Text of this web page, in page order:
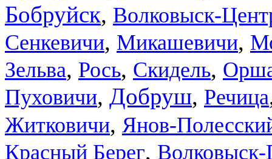
Бобруйск, Волковыск-
Сенкевичи, Микашевичи,
Зельва, Рось, Скидель,
Пуховичи, Добруш, Речица
Житковичи, Янов-
Красный Берег,